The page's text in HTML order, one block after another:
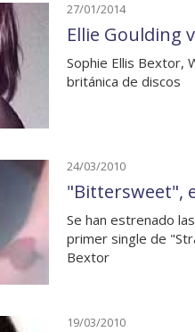
27/01/2014
Ellie Goulding
Sophie Ellis Bextor,
británica de discos
24/03/2010
"Bittersweet",
Se han estrenado
primer single de
Bextor
19/03/2010